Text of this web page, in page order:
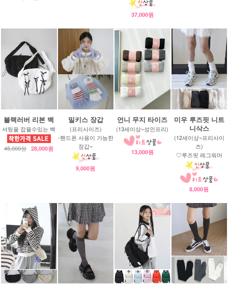
37,000원
블랙러버 리본 백
셔링을 잡을수있는 백
45,000원 28,000원
밀키스 장갑
(프리사이즈)
-핸드폰 사용이 가능한
장갑~
9,000원
언니 무지 타이즈
(13세이상~성인프리)
13,000원
미우 루즈핏 니트
니삭스
(12세이상~프리사이
즈)
♡루즈핏 레그워머
8,000원